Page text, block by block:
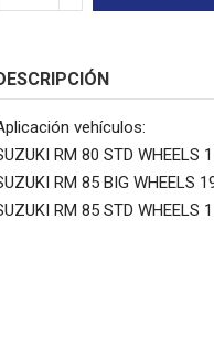
vehículos:
RM 80 STD WHEELS
RM 85 BIG WHEELS
RM 85 STD WHEELS